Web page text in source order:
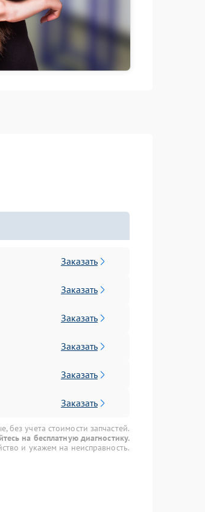
Заказать
Заказать
Заказать
Заказать
Заказать
Заказать
без учета стоимости запчастей.
на бесплатную диагностику.
и укажем на неисправность.